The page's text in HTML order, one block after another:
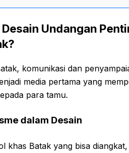
Undangan
komunikasi dan
media pertama yang
para tamu.
dalam Desain
khas Batak yang bisa